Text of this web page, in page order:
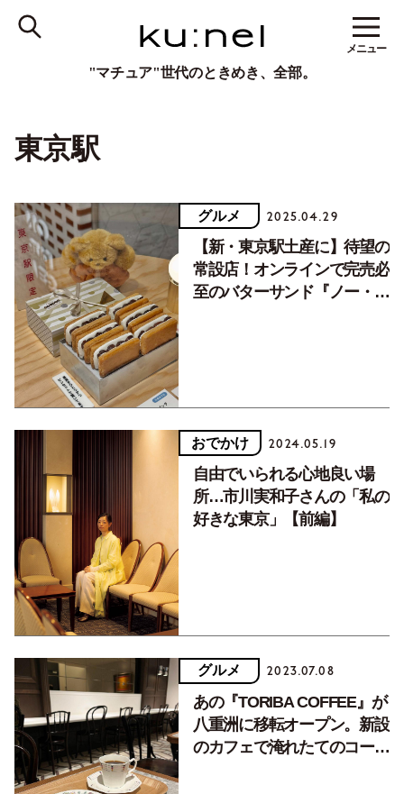
"マチュア"世代のときめき、全部。
メニュー
東京駅
グルメ 2025.04.29
【新・東京駅土産に】待望の
常設店！オンラインで完売必
至のバターサンド『ノー・レ
おでかけ 2024.05.19
自由でいられる心地良い場
所…市川実和子さんの「私の
好きな東京」【前編】
グルメ 2023.07.08
あの『TORIBA COFFEE』が
八重洲に移転オープン。新設
のカフェで淹れたてのコーヒ